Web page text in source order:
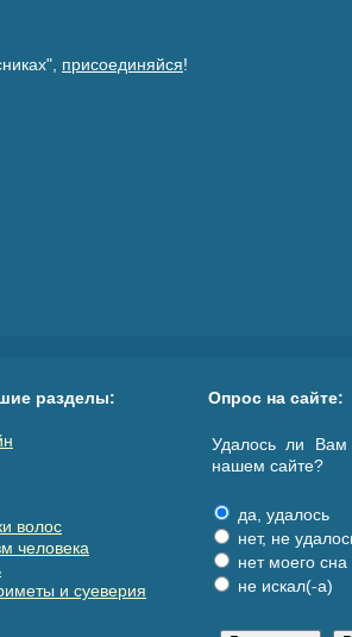
присоединяйся!
разделы:
волос
человека
и суеверия
Опрос на сайте:
Удалось ли Вам
нашем сайте?
да, удалось
нет, не
нет моего сна
не искал(-а)